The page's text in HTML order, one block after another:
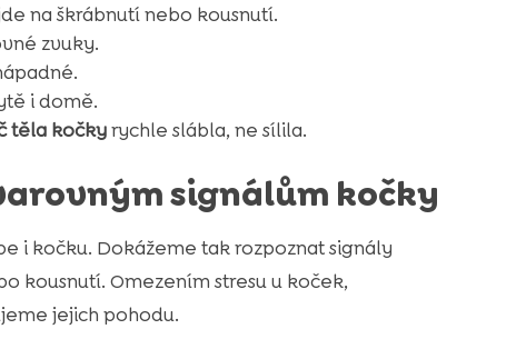
na škrábnutí nebo kousnutí.
zvuky.
i domě.
těla kočkyrychle slábla, ne sílila.
signálům kočky
i kočku. Dokážeme tak rozpoznat signály
kousnutí. Omezením stresu u koček,
jejich pohodu.